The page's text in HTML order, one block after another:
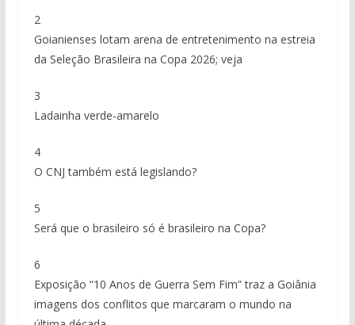
2
Goianienses lotam arena de entretenimento na estreia
da Seleção Brasileira na Copa 2026; veja
3
Ladainha verde-amarelo
4
O CNJ também está legislando?
5
Será que o brasileiro só é brasileiro na Copa?
6
Exposição “10 Anos de Guerra Sem Fim” traz a Goiânia
imagens dos conflitos que marcaram o mundo na